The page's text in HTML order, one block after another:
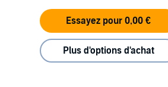
Essayez pour 0,00 €
Plus d'options d'achat